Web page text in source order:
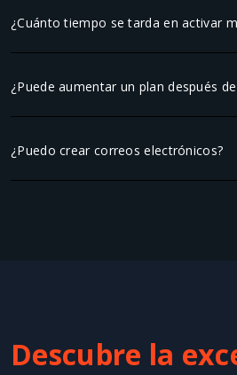
¿Cuánto tiempo se tarda en activar
¿Puede aumentar un plan después
¿Puedo crear correos electrónicos?
descubre la